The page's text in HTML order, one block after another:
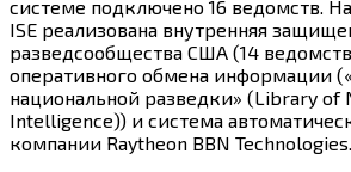
системе подключено 16 ведомств.
ISE реализована внутренняя
разведсообщества США (14
оперативного обмена информации
национальной разведки» (Library of
Intelligence)) и система
компании Raytheon BBN Technologies.